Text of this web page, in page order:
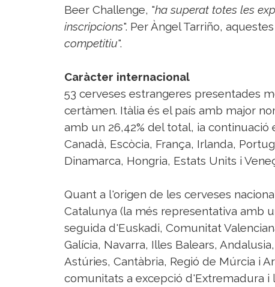
Beer Challenge, "ha superat totes les
inscripcions". Per Àngel Tarriño,
competitiu".
Caràcter internacional
53 cerveses estrangeres presentades
certàmen. Itàlia és el país amb major
amb un 26,42% del total, ia continuació
Canadà, Escòcia, França, Irlanda,
Dinamarca, Hongria, Estats Units i
Quant a l'origen de les cerveses
Catalunya (la més representativa amb
seguida d'Euskadi, Comunitat
Galícia, Navarra, Illes Balears,
Astúries, Cantàbria, Regió de Múrcia i
comunitats a excepció d'Extremadura